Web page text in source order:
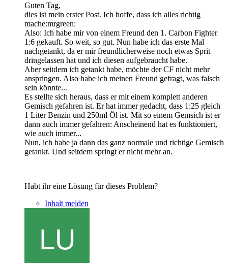
Guten Tag,
dies ist mein erster Post. Ich hoffe, dass ich alles richtig
mache:mrgreen:
Also: Ich habe mir von einem Freund den 1. Carbon Fighter
1:6 gekauft. So weit, so gut. Nun habe ich das erste Mal
nachgetankt, da er mir freundlicherweise noch etwas Sprit
dringelassen hat und ich diesen aufgebraucht habe.
Aber seitdem ich getankt habe, möchte der CF nicht mehr
anspringen. Also habe ich meinen Freund gefragt, was falsch
sein könnte...
Es stellte sich heraus, dass er mit einem komplett anderen
Gemisch gefahren ist. Er hat immer gedacht, dass 1:25 gleich
1 Liter Benzin und 250ml Öl ist. Mit so einem Gemsich ist er
dann auch immer gefahren: Anscheinend hat es funktioniert,
wie auch immer...
Nun, ich habe ja dann das ganz normale und richtige Gemisch
getankt. Und seitdem springt er nicht mehr an.
Habt ihr eine Lösung für dieses Problem?
Inhalt melden